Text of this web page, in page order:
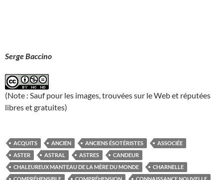
Serge Baccino
(Note : Sauf pour les images, trouvées sur le Web et réputées
libres et gratuites)
ACQUITS ANCIEN ANCIENS ÉSOTÉRISTES
ASSOCIÉE
ASTER
ASTRAL ASTRES
CANDEUR
CHALEUREUX MANTEAU DE LA MÈRE DU MONDE
CHARNELLE
COMPRÉHENSIBLE
COMPRÉHENSION
CONNAISSANCE NOUVELLE